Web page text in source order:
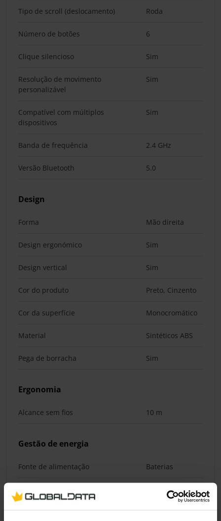
Tipo de scroll (deslocamento) Roda
Número de botões 6
Clique silencioso Sim
Resolução de movimento
personalizável
Sim
Compatível com múltiplos
dispositivos
Sim
Banda de frequência 2.4 GHz
Versão Bluetooth 5.0
Design
Forma Mão direita
Design ergonómico Sim
Design vertical Sim
Cor do produto Preto, Cinzento
Cor da superfície Monocromático
Material Sintéticos ABS
Pega de borracha Sim
Ergonomia
Alcance sem fios 10 m
Gestão de energia
Fonte de alimentação Baterias